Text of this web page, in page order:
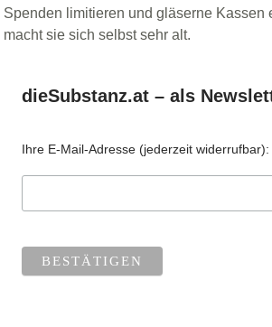
Spenden limitieren und gläserne Kassen
macht sie sich selbst sehr alt.
dieSubstanz.at – als
Ihre E-Mail-Adresse (jederzeit